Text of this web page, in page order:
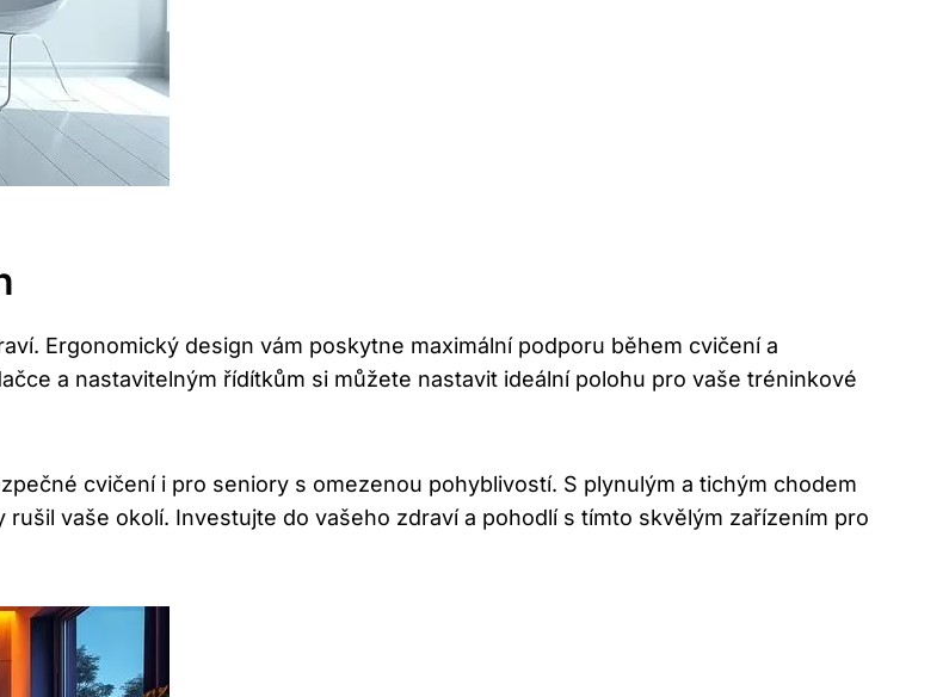
Ergonomický design vám poskytne maximální podporu během cvičení a
a nastavitelným řídítkům si můžete nastavit ideální polohu pro vaše tréninkové
cvičení i pro seniory s omezenou pohyblivostí. S plynulým a tichým chodem
vaše okolí. Investujte do vašeho zdraví a pohodlí s tímto skvělým zařízením pro